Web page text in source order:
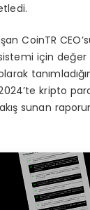
CEO’su
için
kripto
sunan